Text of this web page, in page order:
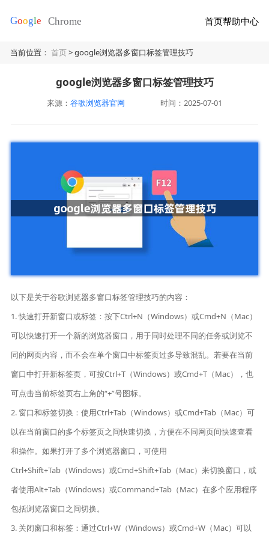
首页帮助中心
当前位置：首页> google浏览器多窗口标签管理技巧
google浏览器多窗口标签管理技巧
来源： 谷歌浏览器官网 时间：2025-07-01
以下是关于谷歌浏览器多窗口标签管理技巧的内容：
1. 快速打开新窗口或标签：按下Ctrl+N（Windows）或Cmd+N（Mac）
可以快速打开一个新的浏览器窗口，用于同时处理不同的任务或浏览不
同的网页内容，而不会在单个窗口中标签页过多导致混乱。若要在当前
窗口中打开新标签页，可按Ctrl+T（Windows）或Cmd+T（Mac），也
可点击当前标签页右上角的“+”号图标。
2. 窗口和标签切换：使用Ctrl+Tab（Windows）或Cmd+Tab（Mac）可
以在当前窗口的多个标签页之间快速切换，方便在不同网页间快速查看
和操作。如果打开了多个浏览器窗口，可使用
Ctrl+Shift+Tab（Windows）或Cmd+Shift+Tab（Mac）来切换窗口，或
者使用Alt+Tab（Windows）或Command+Tab（Mac）在多个应用程序
包括浏览器窗口之间切换。
3. 关闭窗口和标签：通过Ctrl+W（Windows）或Cmd+W（Mac）可以